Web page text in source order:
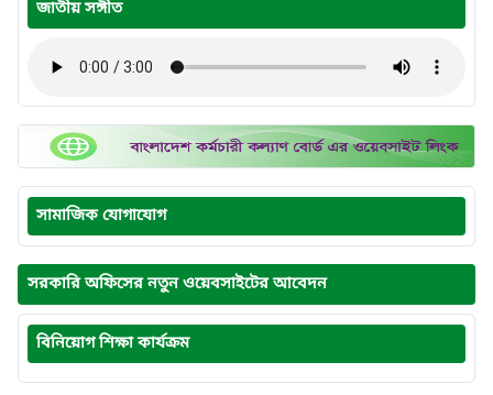
জাতীয় সঙ্গীত
সামাজিক যোগাযোগ
সরকারি অফিসের নতুন ওয়েবসাইটের আবেদন
বিনিয়োগ শিক্ষা কার্যক্রম